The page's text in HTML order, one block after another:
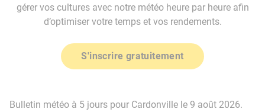
gérer vos cultures avec notre météo heure par heure afin
d’optimiser votre temps et vos rendements.
S'inscrire gratuitement
Bulletin météo à 5 jours pour Cardonville le 9 août 2026.